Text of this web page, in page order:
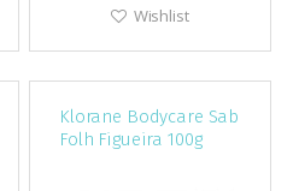
Wishlist
Klorane Bodycare Sab
Folh Figueira 100g